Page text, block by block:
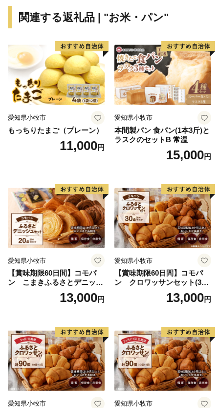
関連する返礼品 | "お米・パン"
愛知県小牧市
もっちりたまご（プレーン）
11,000円
愛知県小牧市
本間製パン 食パン(1本3斤)と
ラスクのセットB 常温
15,000円
愛知県小牧市
【賞味期限60日間】コモパ
ン こまきふるさとデニッシ
ュセット（20個入り）／災害
用備蓄 保存食 非常食 防災グ
13,000円
愛知県小牧市
【賞味期限60日間】コモパ
ン クロワッサンセット(30
個入り)／災害用備蓄 保存食
非常食 防災グッズにも
13,000円
愛知県小牧市 愛知県小牧市